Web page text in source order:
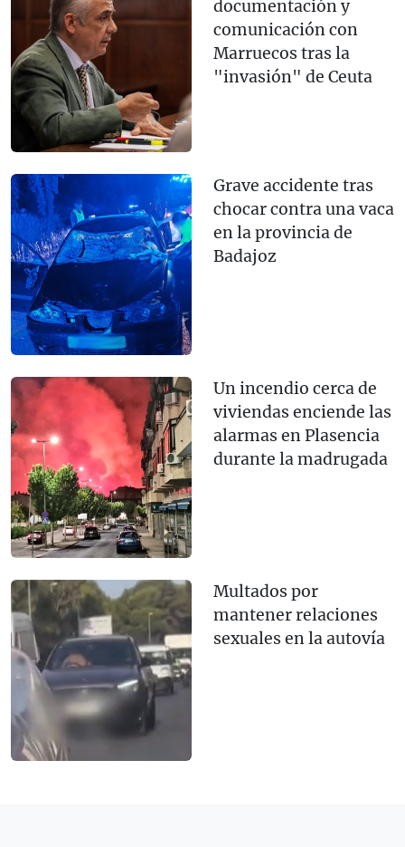
documentación y
comunicación con
Marruecos tras la
"invasión" de Ceuta
Grave accidente tras
chocar contra una vaca
en la provincia de
Badajoz
Un incendio cerca de
viviendas enciende las
alarmas en Plasencia
durante la madrugada
Multados por
mantener relaciones
sexuales en la autovía